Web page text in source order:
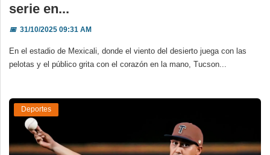
serie en...
📅31/10/2025 09:31 AM
En el estadio de Mexicali, donde el viento del desierto juega con las
pelotas y el público grita con el corazón en la mano, Tucson...
Deportes